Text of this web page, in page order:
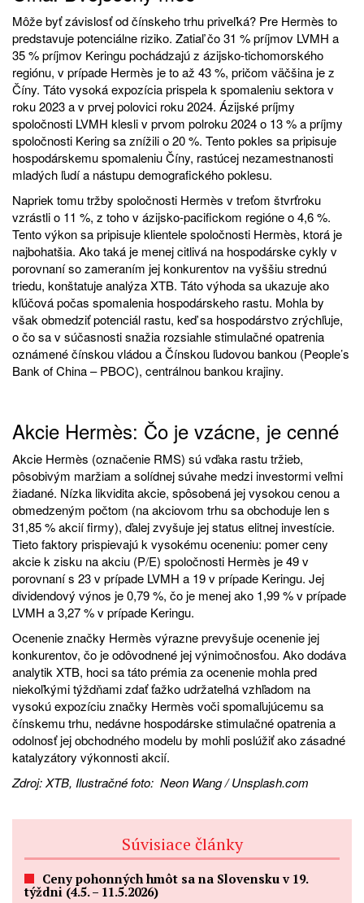
Môže byť závislosť od čínskeho trhu priveľká? Pre Hermès to
predstavuje potenciálne riziko. Zatiaľ čo 31 % príjmov LVMH a
35 % príjmov Keringu pochádzajú z ázijsko-tichomorského
regiónu, v prípade Hermès je to až 43 %, pričom väčšina je z
Číny. Táto vysoká expozícia prispela k spomaleniu sektora v
roku 2023 a v prvej polovici roku 2024. Ázijské príjmy
spoločnosti LVMH klesli v prvom polroku 2024 o 13 % a príjmy
spoločnosti Kering sa znížili o 20 %. Tento pokles sa pripisuje
hospodárskemu spomaleniu Číny, rastúcej nezamestnanosti
mladých ľudí a nástupu demografického poklesu.
Napriek tomu tržby spoločnosti Hermès v treťom štvrťroku
vzrástli o 11 %, z toho v ázijsko-pacifickom regióne o 4,6 %.
Tento výkon sa pripisuje klientele spoločnosti Hermès, ktorá je
najbohatšia. Ako taká je menej citlivá na hospodárske cykly v
porovnaní so zameraním jej konkurentov na vyššiu strednú
triedu, konštatuje analýza XTB. Táto výhoda sa ukazuje ako
kľúčová počas spomalenia hospodárskeho rastu. Mohla by
však obmedziť potenciál rastu, keď sa hospodárstvo zrýchľuje,
o čo sa v súčasnosti snažia rozsiahle stimulačné opatrenia
oznámené čínskou vládou a Čínskou ľudovou bankou (People’s
Bank of China – PBOC), centrálnou bankou krajiny.
Akcie Hermès: Čo je vzácne, je cenné
Akcie Hermès (označenie RMS) sú vďaka rastu tržieb,
pôsobivým maržiam a solídnej súvahe medzi investormi veľmi
žiadané. Nízka likvidita akcie, spôsobená jej vysokou cenou a
obmedzeným počtom (na akciovom trhu sa obchoduje len s
31,85 % akcií firmy), ďalej zvyšuje jej status elitnej investície.
Tieto faktory prispievajú k vysokému oceneniu: pomer ceny
akcie k zisku na akciu (P/E) spoločnosti Hermès je 49 v
porovnaní s 23 v prípade LVMH a 19 v prípade Keringu. Jej
dividendový výnos je 0,79 %, čo je menej ako 1,99 % v prípade
LVMH a 3,27 % v prípade Keringu.
Ocenenie značky Hermès výrazne prevyšuje ocenenie jej
konkurentov, čo je odôvodnené jej výnimočnosťou. Ako dodáva
analytik XTB, hoci sa táto prémia za ocenenie mohla pred
niekoľkými týždňami zdať ťažko udržateľná vzhľadom na
vysokú expozíciu značky Hermès voči spomaľujúcemu sa
čínskemu trhu, nedávne hospodárske stimulačné opatrenia a
odolnosť jej obchodného modelu by mohli poslúžiť ako zásadné
katalyzátory výkonnosti akcií.
Zdroj: XTB, Ilustračné foto: Neon Wang / Unsplash.com
Súvisiace články
Ceny pohonných hmôt sa na Slovensku v 19.
týždni (4.5. – 11.5.2026)